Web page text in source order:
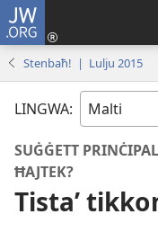
JW.ORG
Stenbaħ! | Lulju 2015
LINGWA:
SUĠĠETT
ĦAJTEK?
Tistaʼ